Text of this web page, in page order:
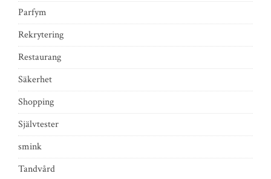
Parfym
Rekrytering
Restaurang
Säkerhet
Shopping
Självtester
smink
Tandvård